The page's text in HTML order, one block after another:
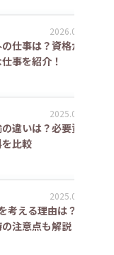
2026.07.24
仕事は？資格が活
事を紹介！
2025.06.02
違いは？必要資
比較
2025.06.02
える理由は？悩
注意点も解説